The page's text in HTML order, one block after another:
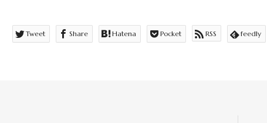
Tweet Share Hatena Pocket RSS feedly